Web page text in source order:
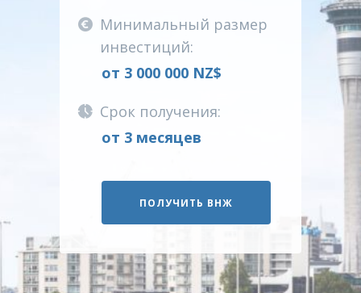
Минимальный размер
инвестиций:
от 3 000 000 NZ$
Срок получения:
от 3 месяцев
ПОЛУЧИТЬ ВНЖ